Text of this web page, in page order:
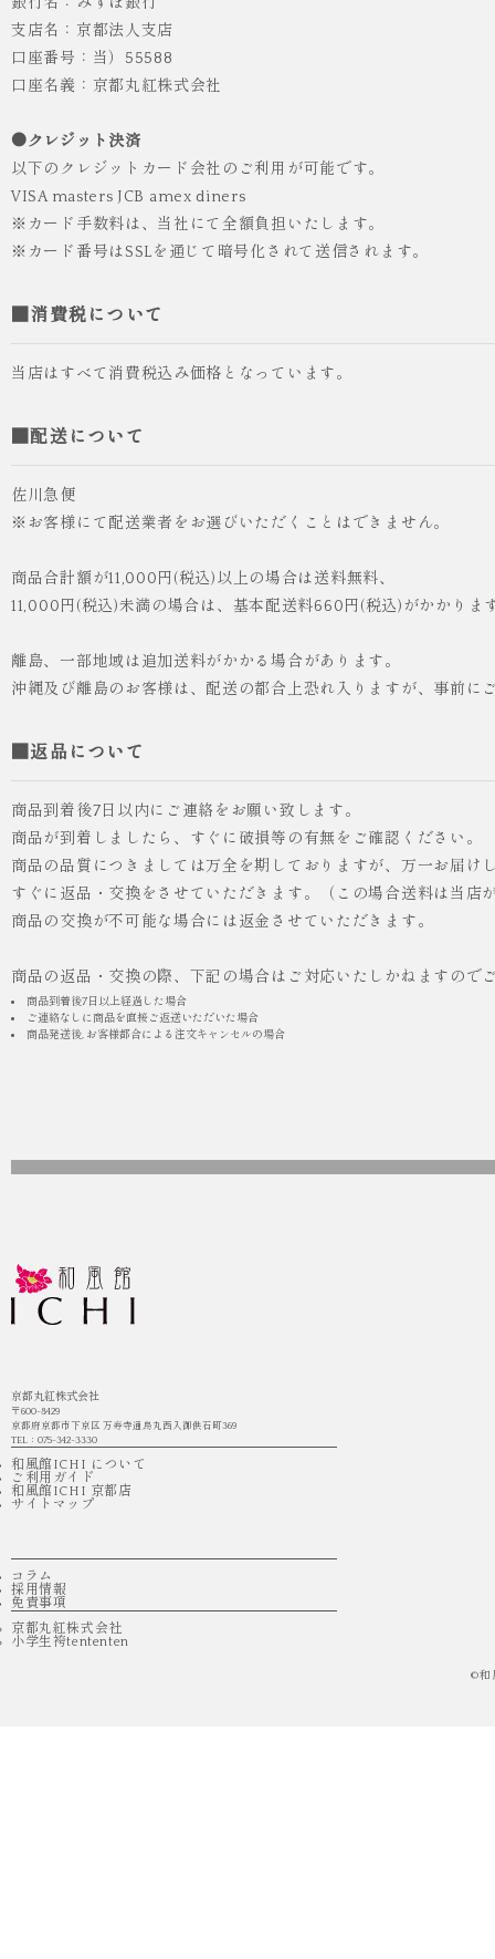
支店名：京都法人支店
口座番号：当）55588
口座名義：京都丸紅株式会社
●クレジット決済
以下のクレジットカード会社のご利用が可能です。
VISA masters JCB amex diners
※カード手数料は、当社にて全額負担いたします。
※カード番号はSSLを通じて暗号化されて送信されます。
■消費税について
当店はすべて消費税込み価格となっています。
■配送について
佐川急便
※お客様にて配送業者をお選びいただくことはできません。
商品合計額が11,000円(税込)以上の場合は送料無料、
11,000円(税込)未満の場合は、基本配送料660円(税込)がかかりま
離島、一部地域は追加送料がかかる場合があります。
沖縄及び離島のお客様は、配送の都合上恐れ入りますが、事前に
■返品について
商品到着後7日以内にご連絡をお願い致します。
商品が到着しましたら、すぐに破損等の有無をご確認ください。
商品の品質につきましては万全を期しておりますが、万一お届
すぐに返品・交換をさせていただきます。（この場合送料は当店
商品の交換が不可能な場合には返金させていただきます。
商品の返品・交換の際、下記の場合はご対応いたしかねますので
商品到着後7日以上経過した場合
ご連絡なしに商品を直接ご返送いただいた場合
商品発送後, お客様都合による注文キャンセルの場合
京都丸紅株式会社
〒600-8429
京都府京都市下京区 万寿寺通烏丸西入御供石町369
TEL：075-342-3330
和風館ICHI について
ご利用ガイド
和風館ICHI 京都店
サイトマップ
コラム
採用情報
免責事項
京都丸紅株式会社
小学生袴tententen
©和